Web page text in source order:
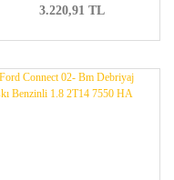
3.220,91 TL